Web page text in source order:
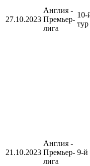
27.10.2023
Англия -
Премьер-
лига
10-
тур
21.10.2023
Англия -
Премьер-
лига
9-й